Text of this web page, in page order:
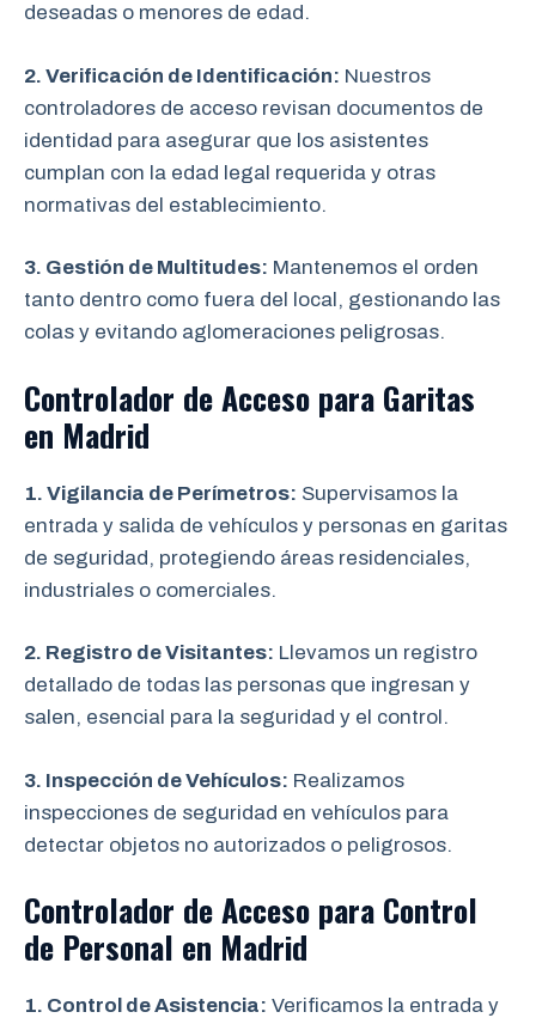
deseadas o menores de edad.
2. Verificación de Identificación: Nuestros
controladores de acceso revisan documentos de
identidad para asegurar que los asistentes
cumplan con la edad legal requerida y otras
normativas del establecimiento.
3. Gestión de Multitudes: Mantenemos el orden
tanto dentro como fuera del local, gestionando las
colas y evitando aglomeraciones peligrosas.
Controlador de Acceso para Garitas
en Madrid
1. Vigilancia de Perímetros: Supervisamos la
entrada y salida de vehículos y personas en garitas
de seguridad, protegiendo áreas residenciales,
industriales o comerciales.
2. Registro de Visitantes: Llevamos un registro
detallado de todas las personas que ingresan y
salen, esencial para la seguridad y el control.
3. Inspección de Vehículos: Realizamos
inspecciones de seguridad en vehículos para
detectar objetos no autorizados o peligrosos.
Controlador de Acceso para Control
de Personal en Madrid
1. Control de Asistencia: Verificamos la entrada y